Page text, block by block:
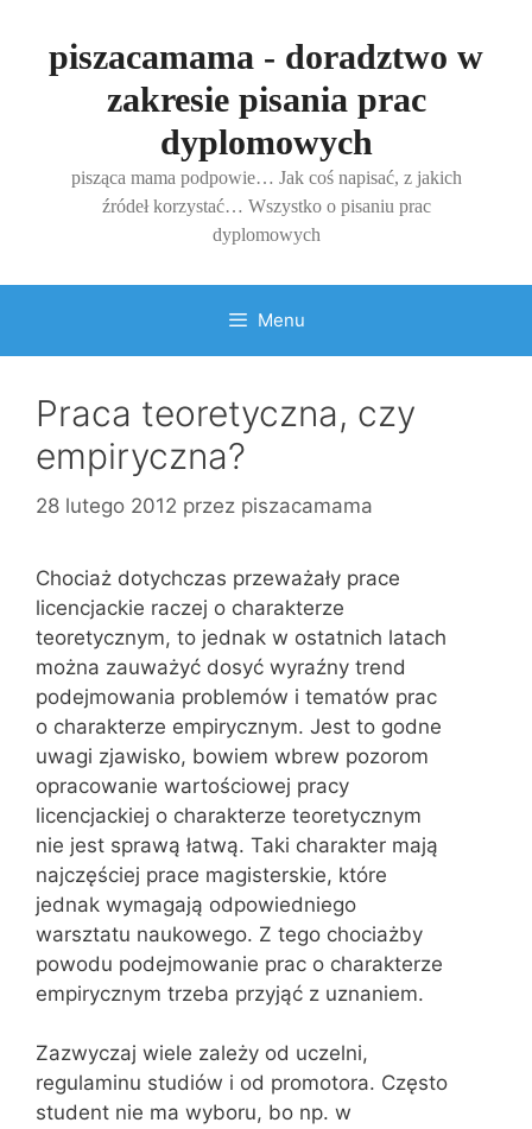
treścipiszacamama - doradztwo w
zakresie pisania prac
dyplomowych
pisząca mama podpowie… Jak coś napisać, z jakich
źródeł korzystać… Wszystko o pisaniu prac
dyplomowych
Menu
Praca teoretyczna, czy
empiryczna?
28 lutego 2012 przez piszacamama
Chociaż dotychczas przeważały prace
licencjackie raczej o charakterze
teoretycznym, to jednak w ostatnich latach
można zauważyć dosyć wyraźny trend
podejmowania problemów i tematów prac
o charakterze empirycznym. Jest to godne
uwagi zjawisko, bowiem wbrew pozorom
opracowanie wartościowej pracy
licencjackiej o charakterze teoretycznym
nie jest sprawą łatwą. Taki charakter mają
najczęściej prace magisterskie, które
jednak wymagają odpowiedniego
warsztatu naukowego. Z tego chociażby
powodu podejmowanie prac o charakterze
empirycznym trzeba przyjąć z uznaniem.
Zazwyczaj wiele zależy od uczelni,
regulaminu studiów i od promotora. Często
student nie ma wyboru, bo np. w